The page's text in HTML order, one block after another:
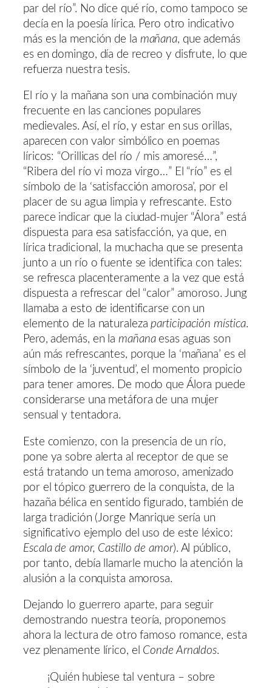
par del río”. No dice qué río, como tampoco se
decía en la poesía lírica. Pero otro indicativo
más es la mención de la mañana, que además
es en domingo, día de recreo y disfrute, lo que
refuerza nuestra tesis.
El río y la mañana son una combinación muy
frecuente en las canciones populares
medievales. Así, el río, y estar en sus orillas,
aparecen con valor simbólico en poemas
líricos: “Orillicas del río / mis amoresé…”,
“Ribera del río vi moza virgo…” El “río” es el
símbolo de la ‘satisfacción amorosa’, por el
placer de su agua limpia y refrescante. Esto
parece indicar que la ciudad-mujer “Álora” está
dispuesta para esa satisfacción, ya que, en
lírica tradicional, la muchacha que se presenta
junto a un río o fuente se identifica con tales:
se refresca placenteramente a la vez que está
dispuesta a refrescar del “calor” amoroso. Jung
llamaba a esto de identificarse con un
elemento de la naturalezaparticipación mística.
Pero, además, en la mañanaesas aguas son
aún más refrescantes, porque la ‘mañana’ es el
símbolo de la ‘juventud’, el momento propicio
para tener amores. De modo que Álora puede
considerarse una metáfora de una mujer
sensual y tentadora.
Este comienzo, con la presencia de un río,
pone ya sobre alerta al receptor de que se
está tratando un tema amoroso, amenizado
por el tópico guerrero de la conquista, de la
hazaña bélica en sentido figurado, también de
larga tradición (Jorge Manrique sería un
significativo ejemplo del uso de este léxico:
Escala de amor, Castillo de amor). Al público,
por tanto, debía llamarle mucho la atención la
alusión a la conquista amorosa.
Dejando lo guerrero aparte, para seguir
demostrando nuestra teoría, proponemos
ahora la lectura de otro famoso romance, esta
vez plenamente lírico, el Conde Arnaldos.
¡Quién hubiese tal ventura – sobre